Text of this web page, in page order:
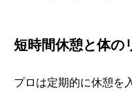
短時間休憩と体の
プロは定期的に休憩を